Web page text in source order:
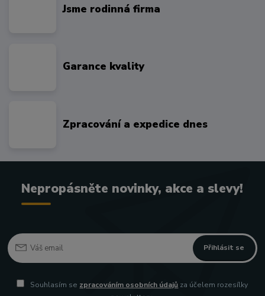
Jsme rodinná firma
Garance kvality
Zpracování a expedice dnes
Nepropásněte novinky, akce a slevy!
Přihlásit se
Souhlasím se zpracováním osobních údajů za účelem rozesílky